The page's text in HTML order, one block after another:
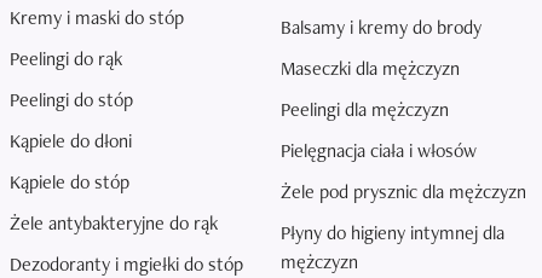
Kremy i maski do stóp
Peelingi do rąk
Peelingi do stóp
Kąpiele do dłoni
Kąpiele do stóp
Żele antybakteryjne do rąk
Dezodoranty i mgiełki do stóp
Balsamy i kremy do brody
Maseczki dla mężczyzn
Peelingi dla mężczyzn
Pielęgnacja ciała i włosów
Żele pod prysznic dla mężczyzn
Płyny do higieny intymnej dla
mężczyzn